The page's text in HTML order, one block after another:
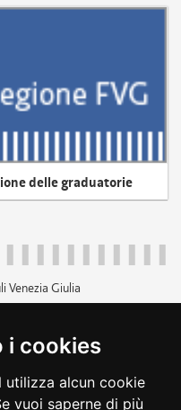
i cookies
utilizza alcun cookie
vuoi saperne di più
delle graduatorie
Venezia Giulia
00526040324